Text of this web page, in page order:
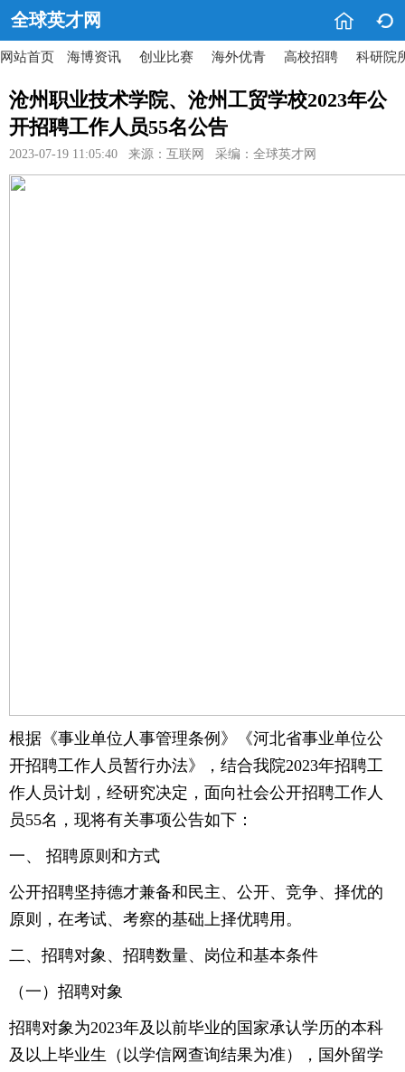
全球英才网  
网站首页 海博资讯 创业比赛 海外优青 高校招聘 科研院
沧州职业技术学院、沧州工贸学校2023年公
开招聘工作人员55名公告
2023-07-19 11:05:40 来源：互联网 采编：全球英才网
根据《事业单位人事管理条例》《河北省事业单位公
开招聘工作人员暂行办法》，结合我院2023年招聘工
作人员计划，经研究决定，面向社会公开招聘工作人
员55名，现将有关事项公告如下：
一、 招聘原则和方式
公开招聘坚持德才兼备和民主、公开、竞争、择优的
原则，在考试、考察的基础上择优聘用。
二、招聘对象、招聘数量、岗位和基本条件
（一）招聘对象
招聘对象为2023年及以前毕业的国家承认学历的本科
及以上毕业生（以学信网查询结果为准），国外留学